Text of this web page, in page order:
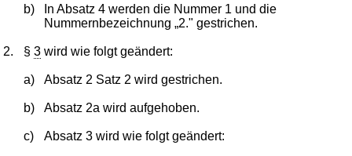
b)
In Absatz 4 werden die Nummer 1 und die
Nummernbezeichnung „2." gestrichen.
2. §3 wird wie folgt geändert:
a) Absatz 2 Satz 2 wird gestrichen.
b) Absatz 2a wird aufgehoben.
c) Absatz 3 wird wie folgt geändert: